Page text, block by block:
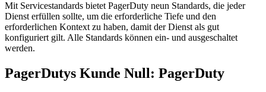
Mit Servicestandards bietet PagerDuty neun Standards, die jeder
Dienst erfüllen sollte, um die erforderliche Tiefe und den
erforderlichen Kontext zu haben, damit der Dienst als gut
konfiguriert gilt. Alle Standards können ein- und ausgeschaltet
werden.
PagerDutys Kunde Null: PagerDuty